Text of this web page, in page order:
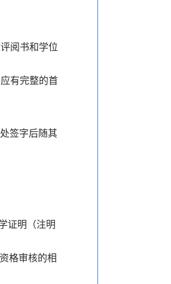
阅书和学位
有完整的首
签字后随其
证明（注明
格审核的相